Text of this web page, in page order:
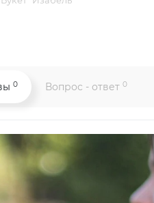
0 Вопрос - ответ 0